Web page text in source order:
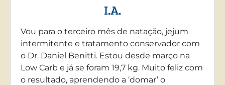
I.A.
Vou para o terceiro mês de natação, jejum
intermitente e tratamento conservador com
o Dr. Daniel Benitti. Estou desde março na
Low Carb e já se foram 19,7 kg. Muito feliz com
o resultado, aprendendo a ‘domar’ o